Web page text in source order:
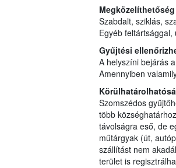
Megközelíthetőség
Szabdalt, sziklás,
Egyéb
Gyűjtési
A helyszíni bejárás
Amennyiben
Szomszédos
több
távolságra eső, de
műtárgyak (út,
szállítást nem
terület is